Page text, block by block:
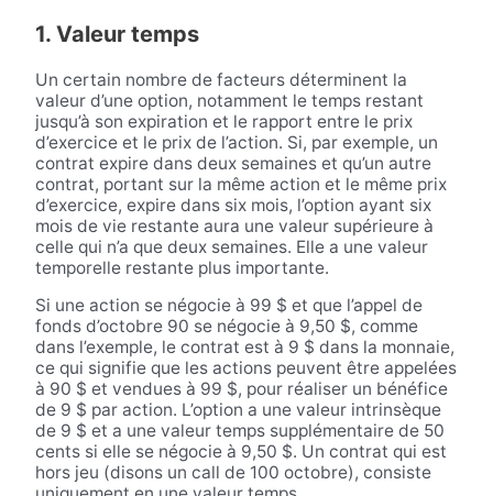
1. Valeur temps
Un certain nombre de facteurs déterminent la
valeur d’une option, notamment le temps restant
jusqu’à son expiration et le rapport entre le prix
d’exercice et le prix de l’action. Si, par exemple, un
contrat expire dans deux semaines et qu’un autre
contrat, portant sur la même action et le même prix
d’exercice, expire dans six mois, l’option ayant six
mois de vie restante aura une valeur supérieure à
celle qui n’a que deux semaines. Elle a une valeur
temporelle restante plus importante.
Si une action se négocie à 99 $ et que l’appel de
fonds d’octobre 90 se négocie à 9,50 $, comme
dans l’exemple, le contrat est à 9 $ dans la monnaie,
ce qui signifie que les actions peuvent être appelées
à 90 $ et vendues à 99 $, pour réaliser un bénéfice
de 9 $ par action. L’option a une valeur intrinsèque
de 9 $ et a une valeur temps supplémentaire de 50
cents si elle se négocie à 9,50 $. Un contrat qui est
hors jeu (disons un call de 100 octobre), consiste